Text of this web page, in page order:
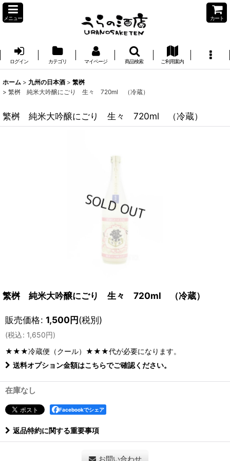
メニュー カート
ログイン カテゴリ マイページ 商品検索 ご利用案内
ホーム > 九州の日本酒 > 繁桝
> 繁桝 純米大吟醸にごり 生々 720ml （冷蔵）
繁桝 純米大吟醸にごり 生々 720ml （冷蔵）
繁桝 純米大吟醸にごり 生々 720ml （冷蔵）
販売価格: 1,500円(税別)
(税込: 1,650円)
★★★冷蔵便（クール）★★★代が必要になります。
送料オプション金額はこちらでご確認ください。
在庫なし
Facebookでシェア
返品特約に関する重要事項
お問い合わせ